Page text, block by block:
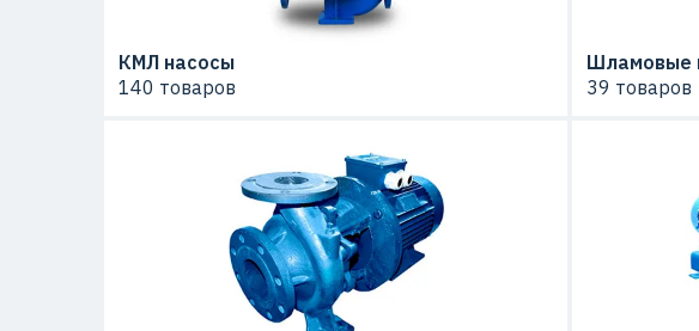
КМЛ насосы
140 товаров
Шламовые
39 товаров